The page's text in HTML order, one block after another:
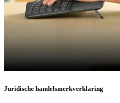
Juridische handelsmerkverklaring